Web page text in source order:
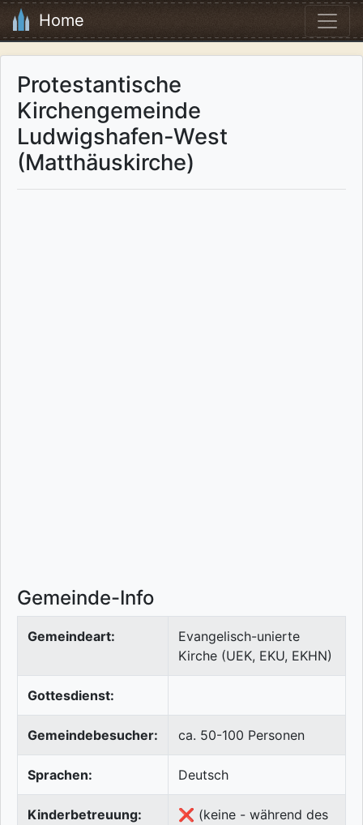
Home
Protestantische
Kirchengemeinde
Ludwigshafen-West
(Matthäuskirche)
Gemeinde-Info
Gemeindeart:
Evangelisch-unierte
Kirche (UEK, EKU, EKHN)
Gottesdienst:
Gemeindebesucher: ca. 50-100 Personen
Sprachen: Deutsch
Kinderbetreuung:
❌ (keine - während des